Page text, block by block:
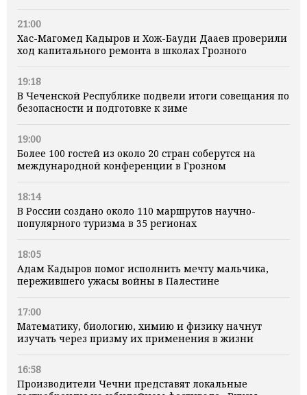
21:00
Хас-Магомед Кадыров и Хож-Бауди Дааев проверили
ход капитального ремонта в школах Грозного
19:18
В Чеченской Республике подвели итоги совещания по
безопасности и подготовке к зиме
19:00
Более 100 гостей из около 20 стран соберутся на
международной конференции в Грозном
18:14
В России создано около 110 маршрутов научно-
популярного туризма в 35 регионах
18:05
Адам Кадыров помог исполнить мечту мальчика,
пережившего ужасы войны в Палестине
17:00
Математику, биологию, химию и физику начнут
изучать через призму их применения в жизни
16:58
Производители Чечни представят локальные